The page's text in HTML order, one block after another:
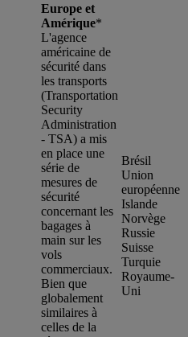
Europe et
Amérique*
L'agence
américaine de
sécurité dans
les transports
(Transportation
Security
Administration
- TSA) a mis
en place une
série de
mesures de
sécurité
concernant les
bagages à
main sur les
vols
commerciaux.
Bien que
globalement
similaires à
celles de la
Brésil
Union
européenne
Islande
Norvège
Russie
Suisse
Turquie
Royaume-
Uni